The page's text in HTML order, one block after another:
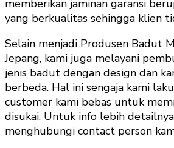
memberikan jaminan garansi
yang berkualitas sehingga klien
Selain menjadi Produsen Badut
Jepang, kami juga melayani
jenis badut dengan design dan
berbeda. Hal ini sengaja kami
customer kami bebas untuk
disukai. Untuk info lebih
menghubungi contact person